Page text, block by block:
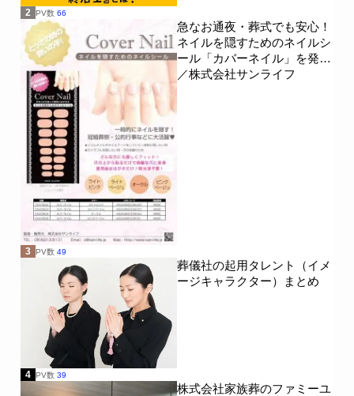
2 PV数 66
急なお通夜・葬式でも安心！
ネイルを隠すためのネイルシ
ール「カバーネイル」を発売
／株式会社サンライフ
3 PV数 49
葬儀社の起用タレント（イメ
ージキャラクター）まとめ
4 PV数 39
株式会社家族葬のファミーユ